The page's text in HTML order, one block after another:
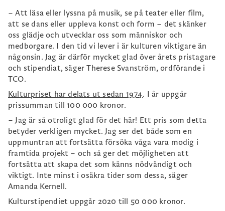
– Att läsa eller lyssna på musik, se på teater eller film,
att se dans eller uppleva konst och form – det skänker
oss glädje och utvecklar oss som människor och
medborgare. I den tid vi lever i är kulturen viktigare än
någonsin. Jag är därför mycket glad över årets pristagare
och stipendiat, säger Therese Svanström, ordförande i
TCO.
Kulturpriset har delats ut sedan 1974. I år uppgår
prissumman till 100 000 kronor.
– Jag är så otroligt glad för det här! Ett pris som detta
betyder verkligen mycket. Jag ser det både som en
uppmuntran att fortsätta försöka våga vara modig i
framtida projekt – och så ger det möjligheten att
fortsätta att skapa det som känns nödvändigt och
viktigt. Inte minst i osäkra tider som dessa, säger
Amanda Kernell.
Kulturstipendiet uppgår 2020 till 50 000 kronor.